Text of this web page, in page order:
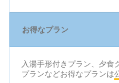
お得なプラン
入湯手形付きプラン、夕食
プランなどお得なプランは